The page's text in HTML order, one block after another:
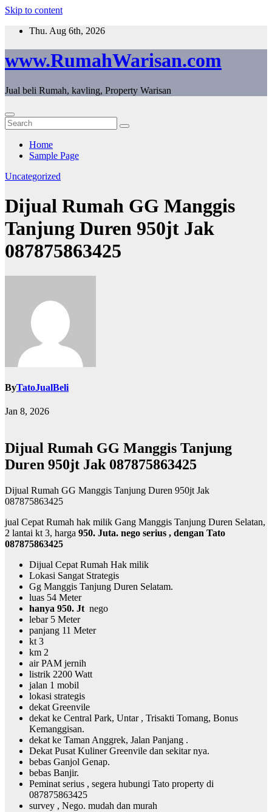
Skip to content
Thu. Aug 6th, 2026
www.RumahWarisan.com
Jual beli Rumah, kavling, Property Warisan
Home
Sample Page
Uncategorized
Dijual Rumah GG Manggis
Tanjung Duren 950jt Jak
087875863425
ByTatoJualBeli
Jan 8, 2026
Dijual Rumah GG Manggis Tanjung
Duren 950jt Jak 087875863425
Dijual Rumah GG Manggis Tanjung Duren 950jt Jak
087875863425
jual Cepat Rumah hak milik Gang Manggis Tanjung Duren Selatan,
2 lantai kt 3, harga 950. Juta. nego serius , dengan Tato
087875863425
Dijual Cepat Rumah Hak milik
Lokasi Sangat Strategis
Gg Manggis Tanjung Duren Selatam.
luas 54 Meter
hanya 950. Jt nego
lebar 5 Meter
panjang 11 Meter
kt 3
km 2
air PAM jernih
listrik 2200 Watt
jalan 1 mobil
lokasi strategis
dekat Greenvile
dekat ke Central Park, Untar , Trisakti Tomang, Bonus
Kemanggisan.
dekat ke Taman Anggrek, Jalan Panjang .
Dekat Pusat Kuliner Greenvile dan sekitar nya.
bebas Ganjol Genap.
bebas Banjir.
Peminat serius , segera hubungi Tato property di
087875863425
survey , Nego. mudah dan murah